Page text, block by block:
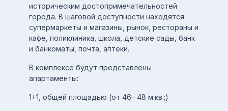
историческим достопримечательностей
города. В шаговой доступности находятся
супермаркеты и магазины, рынок, рестораны и
кафе, поликлиника, школа, детские сады, банк
и банкоматы, почта, аптеки.
В комплексе будут представлены
апартаменты:
1+1, общей площадью (от 46– 48 м.кв.;)